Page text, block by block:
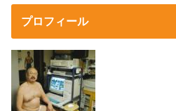
プロフィール